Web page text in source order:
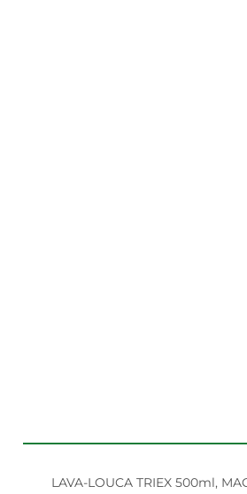
LAVA-LOUCA TRIEX 500ml,